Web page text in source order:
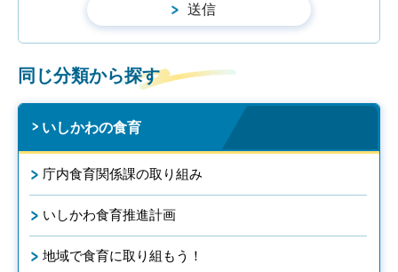
同じ分類から探す
いしかわの食育
庁内食育関係課の取り組み
いしかわ食育推進計画
地域で食育に取り組もう！